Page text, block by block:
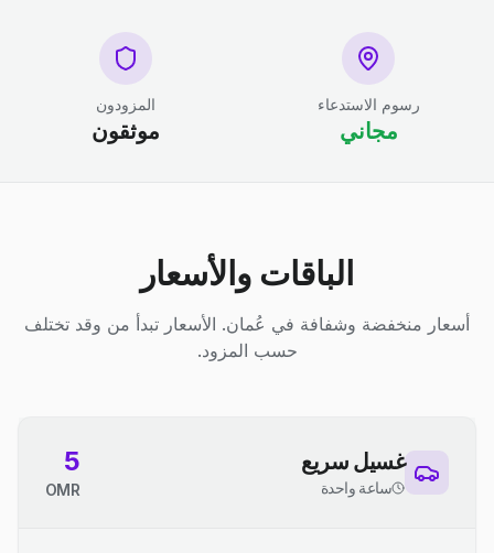
رسوم الاستدعاء
مجاني
المزودون
موثقون
الباقات والأسعار
أسعار منخفضة وشفافة في عُمان. الأسعار تبدأ من وقد تختلف
حسب المزود.
غسيل سريع
ساعة واحدة
5
OMR